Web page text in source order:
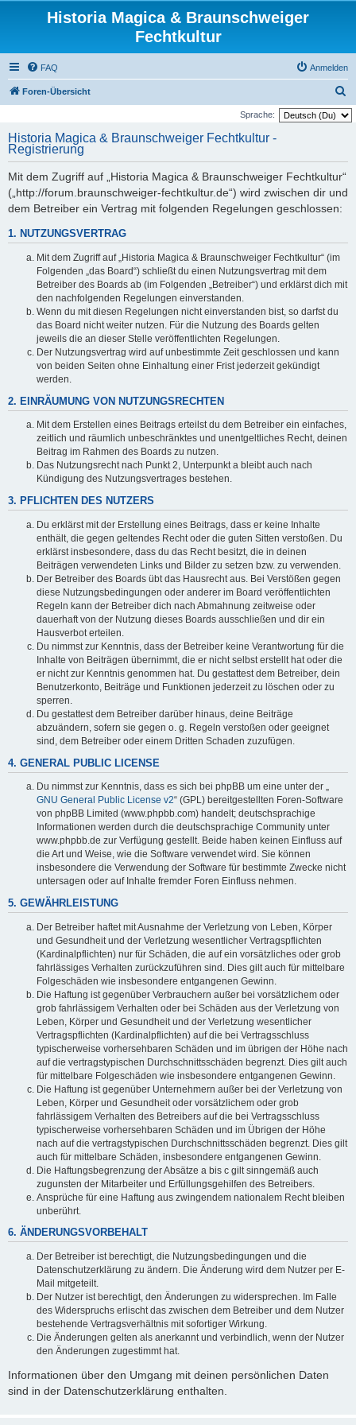
Historia Magica & Braunschweiger
Fechtkultur
FAQ Anmelden
Foren-Übersicht
u
Sprache:
Historia Magica & Braunschweiger Fechtkultur -
Registrierung
Mit dem Zugriff auf „Historia Magica & Braunschweiger Fechtkultur“
(„http://forum.braunschweiger-fechtkultur.de“) wird zwischen dir und
dem Betreiber ein Vertrag mit folgenden Regelungen geschlossen:
1. NUTZUNGSVERTRAG
Mit dem Zugriff auf „Historia Magica & Braunschweiger Fechtkultur“ (im
Folgenden „das Board“) schließt du einen Nutzungsvertrag mit dem
Betreiber des Boards ab (im Folgenden „Betreiber“) und erklärst dich mit
den nachfolgenden Regelungen einverstanden.
Wenn du mit diesen Regelungen nicht einverstanden bist, so darfst du
das Board nicht weiter nutzen. Für die Nutzung des Boards gelten
jeweils die an dieser Stelle veröffentlichten Regelungen.
Der Nutzungsvertrag wird auf unbestimmte Zeit geschlossen und kann
von beiden Seiten ohne Einhaltung einer Frist jederzeit gekündigt
werden.
2. EINRÄUMUNG VON NUTZUNGSRECHTEN
Mit dem Erstellen eines Beitrags erteilst du dem Betreiber ein einfaches,
zeitlich und räumlich unbeschränktes und unentgeltliches Recht, deinen
Beitrag im Rahmen des Boards zu nutzen.
Das Nutzungsrecht nach Punkt 2, Unterpunkt a bleibt auch nach
Kündigung des Nutzungsvertrages bestehen.
3. PFLICHTEN DES NUTZERS
Du erklärst mit der Erstellung eines Beitrags, dass er keine Inhalte
enthält, die gegen geltendes Recht oder die guten Sitten verstoßen. Du
erklärst insbesondere, dass du das Recht besitzt, die in deinen
Beiträgen verwendeten Links und Bilder zu setzen bzw. zu verwenden.
Der Betreiber des Boards übt das Hausrecht aus. Bei Verstößen gegen
diese Nutzungsbedingungen oder anderer im Board veröffentlichten
Regeln kann der Betreiber dich nach Abmahnung zeitweise oder
dauerhaft von der Nutzung dieses Boards ausschließen und dir ein
Hausverbot erteilen.
Du nimmst zur Kenntnis, dass der Betreiber keine Verantwortung für die
Inhalte von Beiträgen übernimmt, die er nicht selbst erstellt hat oder die
er nicht zur Kenntnis genommen hat. Du gestattest dem Betreiber, dein
Benutzerkonto, Beiträge und Funktionen jederzeit zu löschen oder zu
sperren.
Du gestattest dem Betreiber darüber hinaus, deine Beiträge
abzuändern, sofern sie gegen o. g. Regeln verstoßen oder geeignet
sind, dem Betreiber oder einem Dritten Schaden zuzufügen.
4. GENERAL PUBLIC LICENSE
Du nimmst zur Kenntnis, dass es sich bei phpBB um eine unter der „
GNU General Public License v2“ (GPL) bereitgestellten Foren-Software
von phpBB Limited (www.phpbb.com) handelt; deutschsprachige
Informationen werden durch die deutschsprachige Community unter
www.phpbb.de zur Verfügung gestellt. Beide haben keinen Einfluss auf
die Art und Weise, wie die Software verwendet wird. Sie können
insbesondere die Verwendung der Software für bestimmte Zwecke nicht
untersagen oder auf Inhalte fremder Foren Einfluss nehmen.
5. GEWÄHRLEISTUNG
Der Betreiber haftet mit Ausnahme der Verletzung von Leben, Körper
und Gesundheit und der Verletzung wesentlicher Vertragspflichten
(Kardinalpflichten) nur für Schäden, die auf ein vorsätzliches oder grob
fahrlässiges Verhalten zurückzuführen sind. Dies gilt auch für mittelbare
Folgeschäden wie insbesondere entgangenen Gewinn.
Die Haftung ist gegenüber Verbrauchern außer bei vorsätzlichem oder
grob fahrlässigem Verhalten oder bei Schäden aus der Verletzung von
Leben, Körper und Gesundheit und der Verletzung wesentlicher
Vertragspflichten (Kardinalpflichten) auf die bei Vertragsschluss
typischerweise vorhersehbaren Schäden und im übrigen der Höhe nach
auf die vertragstypischen Durchschnittsschäden begrenzt. Dies gilt auch
für mittelbare Folgeschäden wie insbesondere entgangenen Gewinn.
Die Haftung ist gegenüber Unternehmern außer bei der Verletzung von
Leben, Körper und Gesundheit oder vorsätzlichem oder grob
fahrlässigem Verhalten des Betreibers auf die bei Vertragsschluss
typischerweise vorhersehbaren Schäden und im Übrigen der Höhe
nach auf die vertragstypischen Durchschnittsschäden begrenzt. Dies gilt
auch für mittelbare Schäden, insbesondere entgangenen Gewinn.
Die Haftungsbegrenzung der Absätze a bis c gilt sinngemäß auch
zugunsten der Mitarbeiter und Erfüllungsgehilfen des Betreibers.
Ansprüche für eine Haftung aus zwingendem nationalem Recht bleiben
unberührt.
6. ÄNDERUNGSVORBEHALT
Der Betreiber ist berechtigt, die Nutzungsbedingungen und die
Datenschutzerklärung zu ändern. Die Änderung wird dem Nutzer per E-
Mail mitgeteilt.
Der Nutzer ist berechtigt, den Änderungen zu widersprechen. Im Falle
des Widerspruchs erlischt das zwischen dem Betreiber und dem Nutzer
bestehende Vertragsverhältnis mit sofortiger Wirkung.
Die Änderungen gelten als anerkannt und verbindlich, wenn der Nutzer
den Änderungen zugestimmt hat.
Informationen über den Umgang mit deinen persönlichen Daten
sind in der Datenschutzerklärung enthalten.